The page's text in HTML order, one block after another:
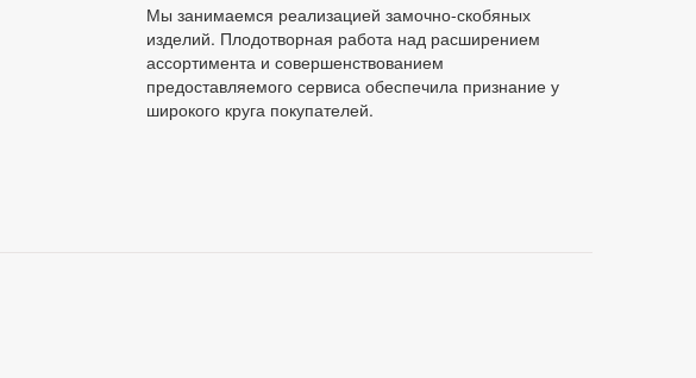
Мы занимаемся реализацией замочно-скобяных
изделий. Плодотворная работа над расширением
ассортимента и совершенствованием
предоставляемого сервиса обеспечила признание у
широкого круга покупателей.